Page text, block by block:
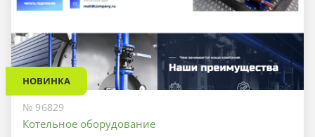
НОВИНКА
№ 96829
Котельное оборудование